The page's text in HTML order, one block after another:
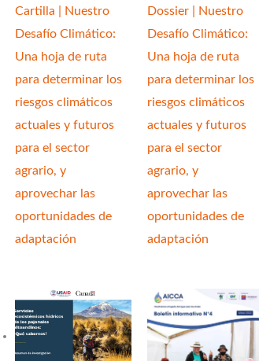
Cartilla | Nuestro
Desafío Climático:
Una hoja de ruta
para determinar los
riesgos climáticos
actuales y futuros
para el sector
agrario, y
aprovechar las
oportunidades de
adaptación
Dossier | Nuestro
Desafío Climático:
Una hoja de ruta
para determinar los
riesgos climáticos
actuales y futuros
para el sector
agrario, y
aprovechar las
oportunidades de
adaptación